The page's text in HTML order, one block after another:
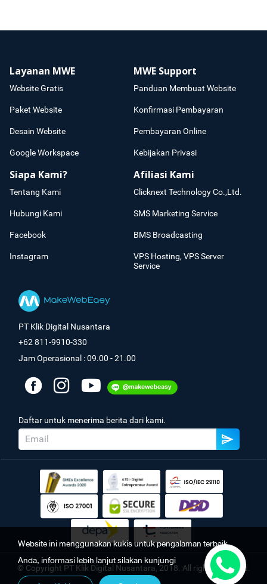
Layanan MWE
Website Gratis
Paket Website
Desain Website
Google Workspace
MWE Support
Panduan Membuat Website
Konfirmasi Pembayaran
Pembayaran Online
Kebijakan Privasi
Siapa Kami?
Tentang Kami
Hubungi Kami
Facebook
Instagram
Afiliasi Kami
Clicknext Technology Co.,Ltd.
SMS Marketing Service
BMS Broadcasting
VPS Hosting, VPS Server
Service
PT Klik Digital Nusantara
+62 811-9910-330
Jam Operasional : 09.00 - 21.00
Daftar untuk menerima berita dari kami.
© Copyright PT Klik Digital Nusantara, 2018. All rights reserved.
Website ini menggunakan kukis untuk pengalaman terbaik
Anda, informasi lebih lanjut silakan kunjungi